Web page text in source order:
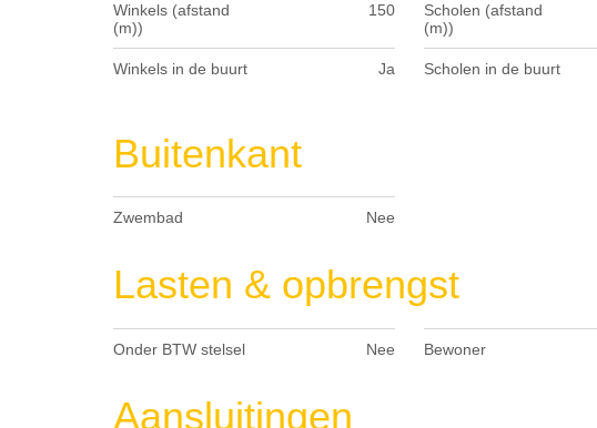
Winkels (afstand
(m))
150
Scholen (afstand
(m))
Winkels in de buurt Ja Scholen in de buurt
Buitenkant
Zwembad Nee
Lasten & opbrengst
Onder BTW stelsel Nee Bewoner
Aansluitingen